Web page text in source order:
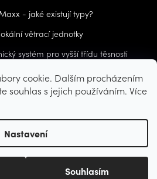
cookie. Dalším procházením
souhlas s jejich používáním. Více
Nastavení
Souhlasím
- jaké existují typy?
větrací jednotky
systém pro vyšší třídu těsnosti
Vytvořil Shoptet
. Všechna práva vyhrazena.Upravit